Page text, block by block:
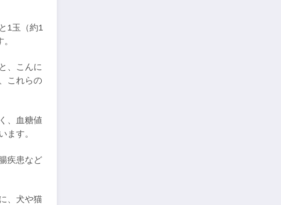
1玉（約1
、こんに
これらの
、血糖値
ます。
疾患など
、犬や猫